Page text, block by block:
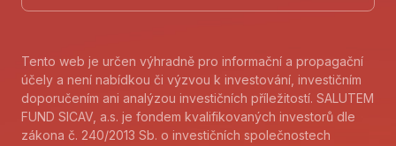
Tento web je určen výhradně pro informační a propagační
účely a není nabídkou či výzvou k investování, investičním
doporučením ani analýzou investičních příležitostí. SALUTEM
FUND SICAV, a.s. je fondem kvalifikovaných investorů dle
zákona č. 240/2013 Sb. o investičních společnostech